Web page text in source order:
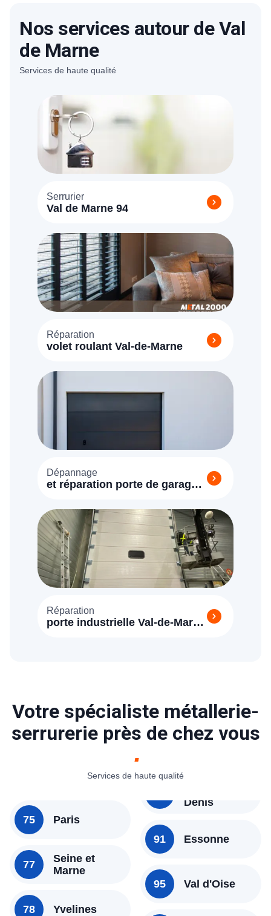
sont parmi les moins chers
Nos services autour de Val
de Marne
Services de haute qualité
Serrurier
Val de Marne 94
Réparation
volet roulant Val-de-Marne
Dépannage
et réparation porte de garage
Réparation
porte industrielle Val-de-Marne
Votre spécialiste métallerie-
serrurerie près de chez vous
Services de haute qualité
75 Paris
77
Seine et
Marne
78 Yvelines
Denis
91 Essonne
95 Val d'Oise